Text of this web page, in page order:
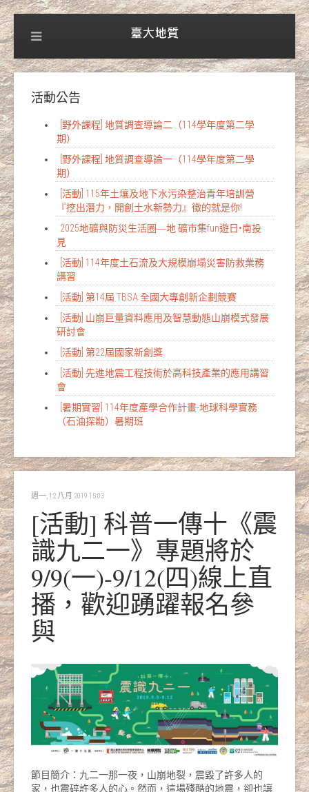
活動公告
[野外課程] 地質調查導論二（114學年度第二學
期）
[野外課程] 地質調查導論一（114學年度第二學
期）
[活動] 115年土壤及地下水污染整治青年培訓營
『挖出潛力，開創土水新勢力』徵的就是你!
2025地礦與防災生活圈―地 礦市集fun遊日•南投
見
[活動] 114年度土石流及大規模崩塌災害防救業務
講習
[活動] 第14屆 TBSA 全國大專創新企劃競賽
[活動] 山崩巨量資料應用及智慧動態山崩模式發展
研討會
[活動] 第22屆國家新創獎
[活動] 先進地震工程技術於高科技產業的應用講習
會
[暑期實習] 114年度產學合作計畫-地球科學實務
（石油探勘）暑期班
週一, 12 八月 2019 15:03
[活動] 科普一傳十《震
識九二一》專題將於
9/9(一)-9/12(四)線上直
播，歡迎踴躍報名參
與
節目簡介：九二一那一夜，山崩地裂，震毀了許多人的
家，也震碎許多人的心。然而，這場殘酷的地震，卻也讓